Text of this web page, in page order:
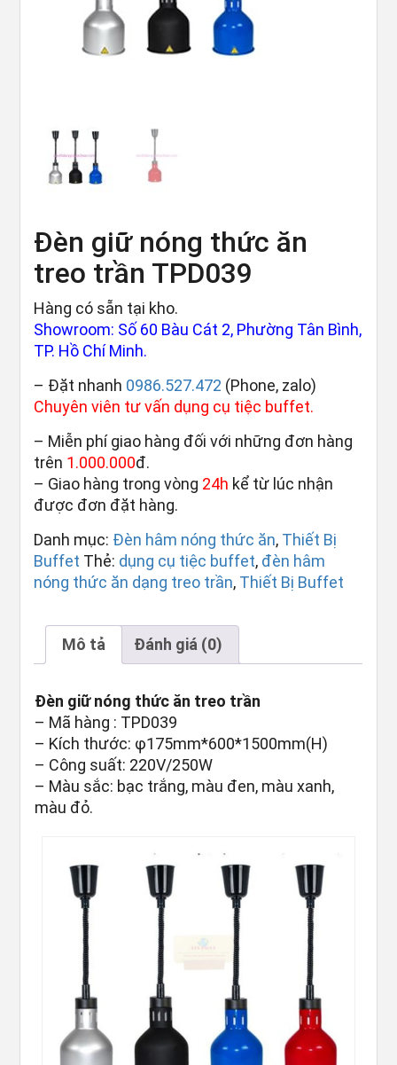
Đèn giữ nóng thức ăn
treo trần TPD039
Hàng có sẵn tại kho.
Showroom: Số 60 Bàu Cát 2, Phường Tân Bình,
TP. Hồ Chí Minh.
– Đặt nhanh 0986.527.472 (Phone, zalo)
Chuyên viên tư vấn dụng cụ tiệc buffet.
– Miễn phí giao hàng đối với những đơn hàng
trên 1.000.000đ.
– Giao hàng trong vòng 24h kể từ lúc nhận
được đơn đặt hàng.
Danh mục: Đèn hâm nóng thức ăn, Thiết Bị
Buffet Thẻ: dụng cụ tiệc buffet, đèn hâm
nóng thức ăn dạng treo trần, Thiết Bị Buffet
Mô tả Đánh giá (0)
Đèn giữ nóng thức ăn treo trần
– Mã hàng : TPD039
– Kích thước: φ175mm*600*1500mm(H)
– Công suất: 220V/250W
– Màu sắc: bạc trắng, màu đen, màu xanh,
màu đỏ.